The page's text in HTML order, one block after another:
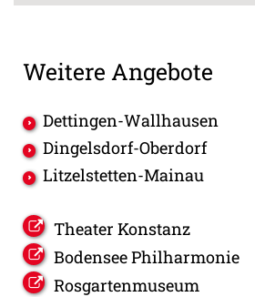
Weitere Angebote
Dettingen-Wallhausen
Dingelsdorf-Oberdorf
Litzelstetten-Mainau
Theater Konstanz
Bodensee Philharmonie
Rosgartenmuseum